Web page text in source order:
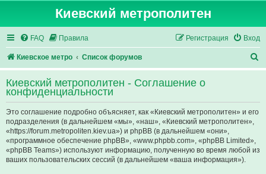
Киевский метрополитен
FAQ Правила Вход
Регистрация
Киевское метро Список форумов
о
с
Киевский метрополитен - Соглашение о
конфиденциальности
Это соглашение подробно объясняет, как «Киевский метрополитен» и его
подразделения (в дальнейшем «мы», «наш», «Киевский метрополитен»,
«https://forum.metropoliten.kiev.ua») и phpBB (в дальнейшем «они»,
«программное обеспечение phpBB», «www.phpbb.com», «phpBB Limited»,
«phpBB Teams») используют информацию, полученную во время любой из
ваших пользовательских сессий (в дальнейшем «ваша информация»).